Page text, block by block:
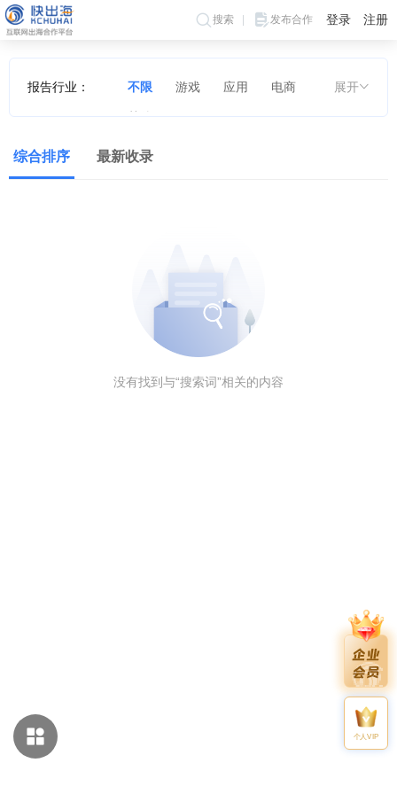
搜索 发布合作 登录 注册
报告行业： 不限 游戏 应用 电商
其他
展开
综合排序 最新收录
没有找到与“搜索词”相关的内容
个人VIP